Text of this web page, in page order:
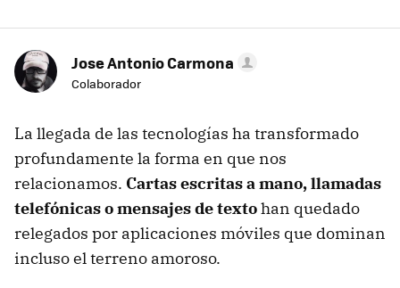
Jose Antonio Carmona
Colaborador
La llegada de las tecnologías ha transformado
profundamente la forma en que nos
relacionamos. Cartas escritas a mano, llamadas
telefónicas o mensajes de textohan quedado
relegados por aplicaciones móviles que dominan
incluso el terreno amoroso.